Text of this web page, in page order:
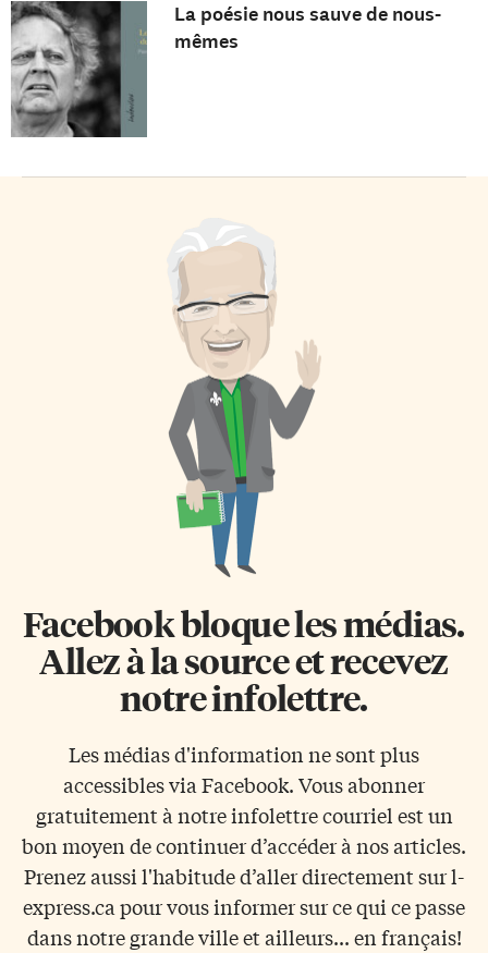
La poésie nous sauve de nous-
mêmes
Facebook bloque les médias.
Allez à la source et recevez
notre infolettre.
Les médias d'information ne sont plus
accessibles via Facebook. Vous abonner
gratuitement à notre infolettre courriel est un
bon moyen de continuer d’accéder à nos articles.
Prenez aussi l'habitude d’aller directement sur l-
express.ca pour vous informer sur ce qui ce passe
dans notre grande ville et ailleurs... en français!